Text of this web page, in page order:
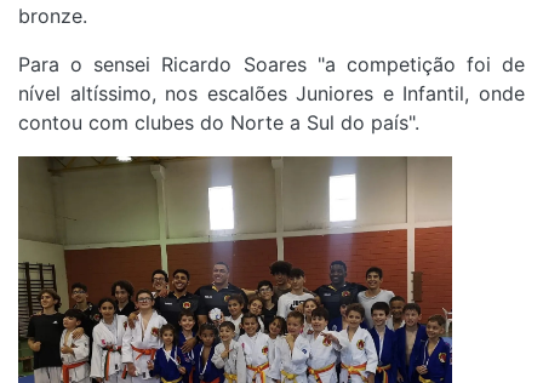
bronze.
Para o sensei Ricardo Soares "a competição foi de
nível altíssimo, nos escalões Juniores e Infantil, onde
contou com clubes do Norte a Sul do país".